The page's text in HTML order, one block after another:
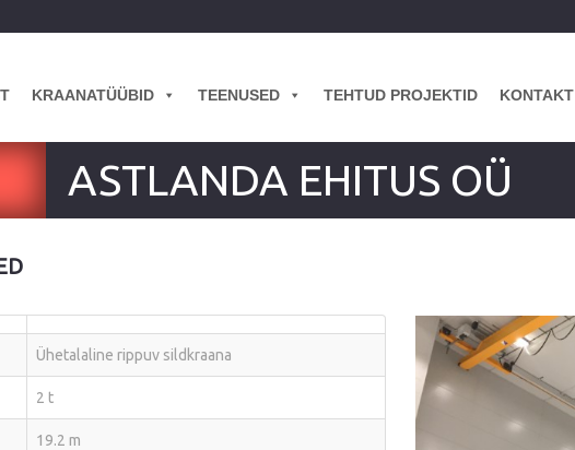
KRAANATÜÜBID TEENUSED TEHTUD PROJEKTID KONTAKT
ASTLANDA EHITUS OÜ
Ühetalaline rippuv sildkraana
2 t
19.2 m